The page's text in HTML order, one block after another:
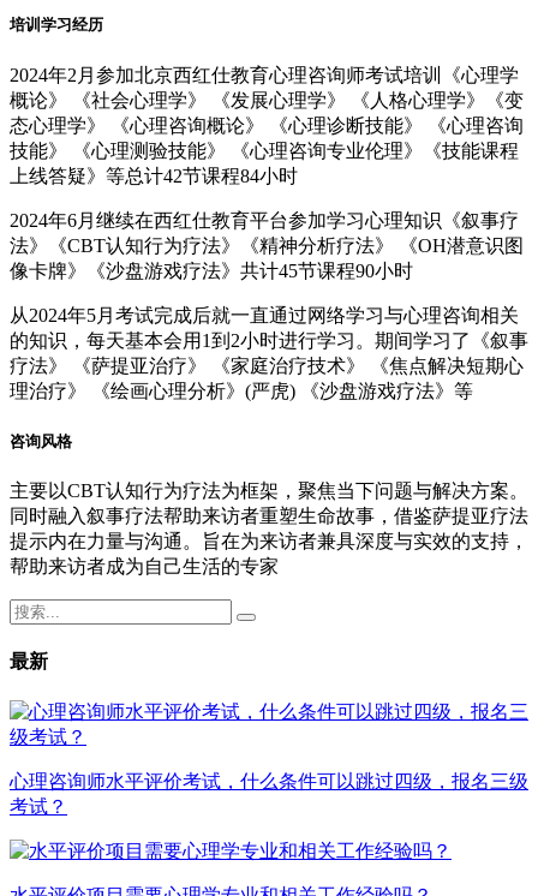
培训学习经历
2024年2月参加北京西红仕教育心理咨询师考试培训《心理学
概论》 《社会心理学》 《发展心理学》 《人格心理学》《变
态心理学》 《心理咨询概论》 《心理诊断技能》 《心理咨询
技能》 《心理测验技能》 《心理咨询专业伦理》《技能课程
上线答疑》等总计42节课程84小时
2024年6月继续在西红仕教育平台参加学习心理知识《叙事疗
法》《CBT认知行为疗法》《精神分析疗法》 《OH潜意识图
像卡牌》《沙盘游戏疗法》共计45节课程90小时
从2024年5月考试完成后就一直通过网络学习与心理咨询相关
的知识，每天基本会用1到2小时进行学习。期间学习了《叙事
疗法》 《萨提亚治疗》 《家庭治疗技术》 《焦点解决短期心
理治疗》 《绘画心理分析》(严虎) 《沙盘游戏疗法》等
咨询风格
主要以CBT认知行为疗法为框架，聚焦当下问题与解决方案。
同时融入叙事疗法帮助来访者重塑生命故事，借鉴萨提亚疗法
提示内在力量与沟通。旨在为来访者兼具深度与实效的支持，
帮助来访者成为自己生活的专家
最新
心理咨询师水平评价考试，什么条件可以跳过四级，报名三级
考试？